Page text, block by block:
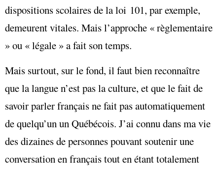
dispositions scolaires de la loi 101, par exemple,
demeurent vitales. Mais l’approche « règlementaire
» ou « légale » a fait son temps.
Mais surtout, sur le fond, il faut bien reconnaître
que la langue n’est pas la culture, et que le fait de
savoir parler français ne fait pas automatiquement
de quelqu’un un Québécois. J’ai connu dans ma vie
des dizaines de personnes pouvant soutenir une
conversation en français tout en étant totalement